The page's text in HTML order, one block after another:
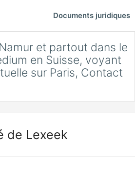
Documents juridiques
et partout dans le
en Suisse, voyant
sur Paris, Contact
de Lexeek